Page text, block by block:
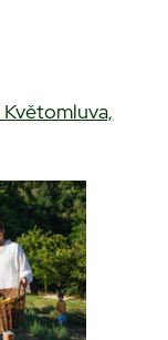
Květomluva,